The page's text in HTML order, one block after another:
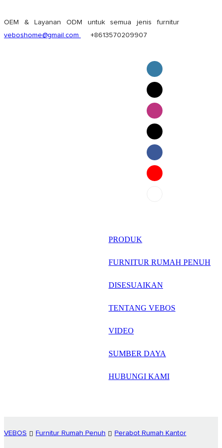
OEM & Layanan ODM untuk semua jenis furnitur
veboshome@gmail.com
+8613570209907
English
Pilipino
ภาษาไทย
français
العربية
PRODUK
FURNITUR RUMAH PENUH
DISESUAIKAN
TENTANG VEBOS
VIDEO
SUMBER DAYA
HUBUNGI KAMI
VEBOS Furnitur Rumah Penuh Perabot Rumah Kantor